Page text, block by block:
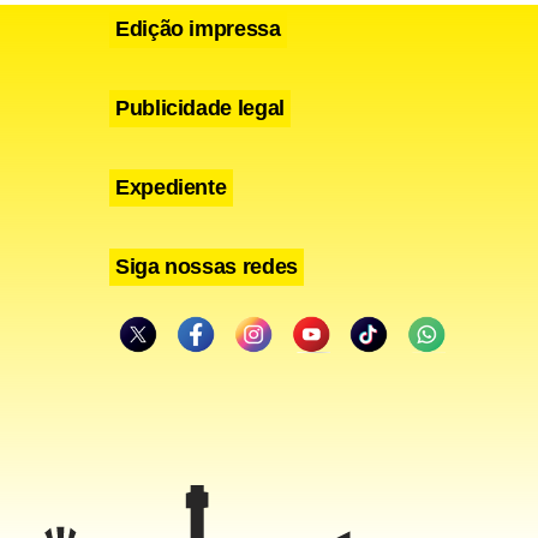
Casa.
sobre
Edição impressa
Publicidade legal
Expediente
Siga nossas redes